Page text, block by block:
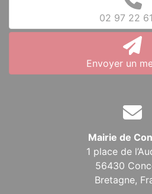
02 97 22
Envoyer un
Mairie de
1 place de
56430
Bretagne,